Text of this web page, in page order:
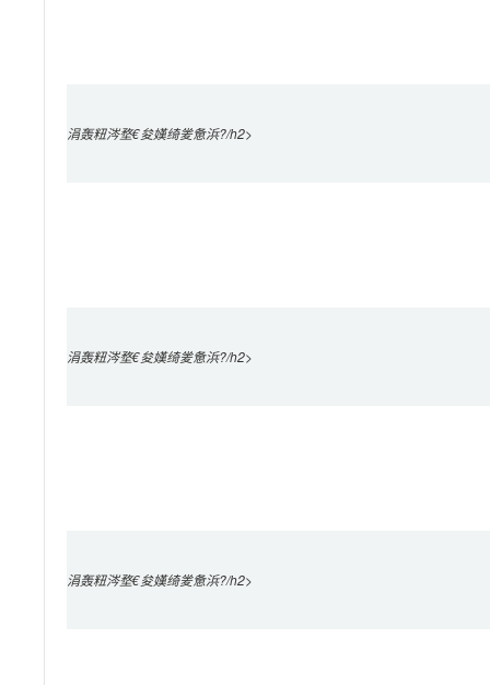
涓轰粈涔堥€夋嫨绮夎惫浜?/h2>
涓轰粈涔堥€夋嫨绮夎惫浜?/h2>
涓轰粈涔堥€夋嫨绮夎惫浜?/h2>